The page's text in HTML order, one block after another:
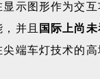
示图形作为交
并且 国际上尚
尖端车灯技术的